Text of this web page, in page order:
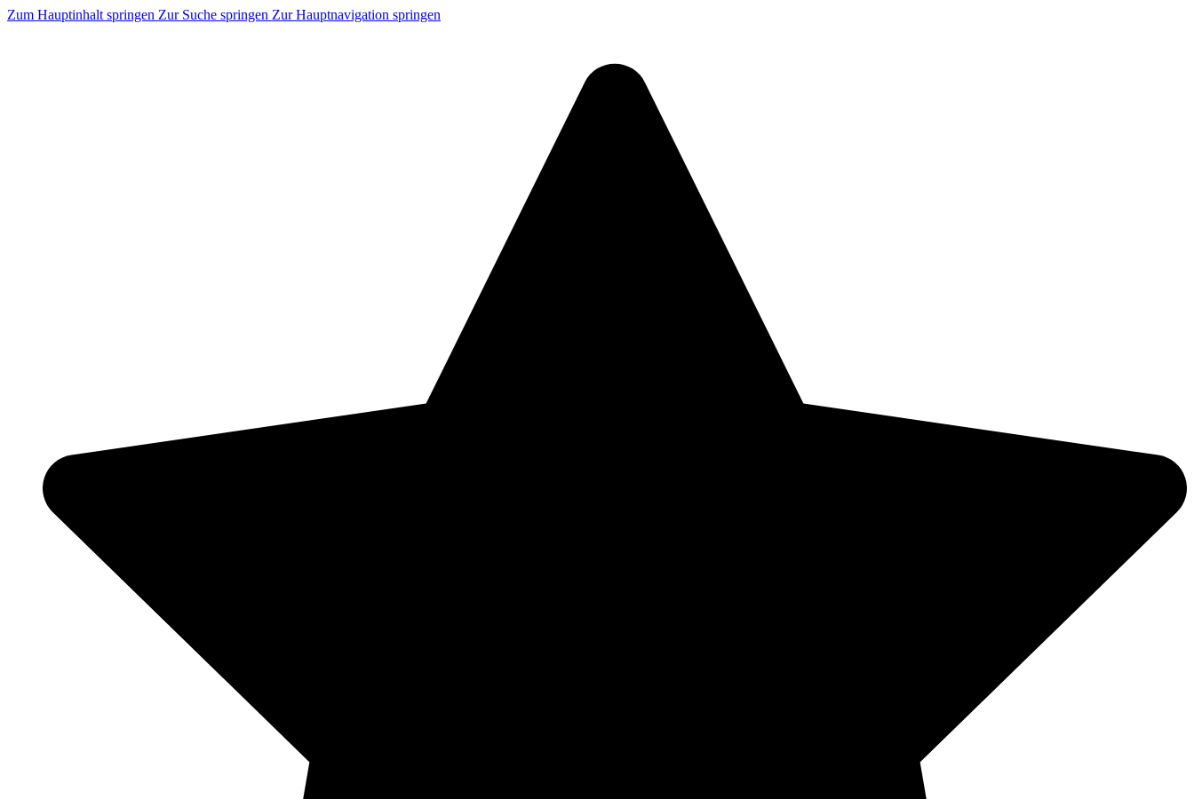
Zum Hauptinhalt springen Zur Suche springen Zur Hauptnavigation springen